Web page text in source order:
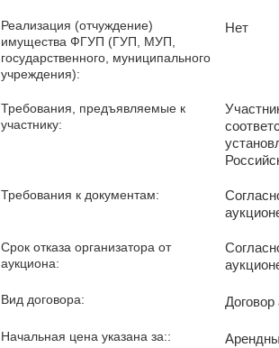
Реализация (отчуждение)
имущества ФГУП (ГУП, МУП,
государственного, муниципального
учреждения):
Нет
Требования, предъявляемые к
участнику:
Требования к документам:
Срок отказа организатора от
аукциона:
Вид договора:
Начальная цена указана за::